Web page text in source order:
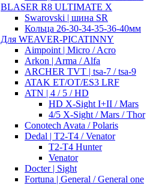
BLASER R8 ULTIMATE X
Swarovski | шина SR
Кольца 26-30-34-35-36-40мм
Для WEAVER-PICATINNY
Aimpoint | Micro / Acro
Arkon | Arma / Alfa
ARCHER TVT | tsa-7 / tsa-9
ATAK ET/OT/ES3 LRF
ATN | 4 / 5 / HD
HD X-Sight I+II / Mars
4/5 X-Sight / Mars / Thor
Conotech Avata / Polaris
Dedal | T2-T4 / Venator
T2-T4 Hunter
Venator
Docter | Sight
Fortuna | General / General one